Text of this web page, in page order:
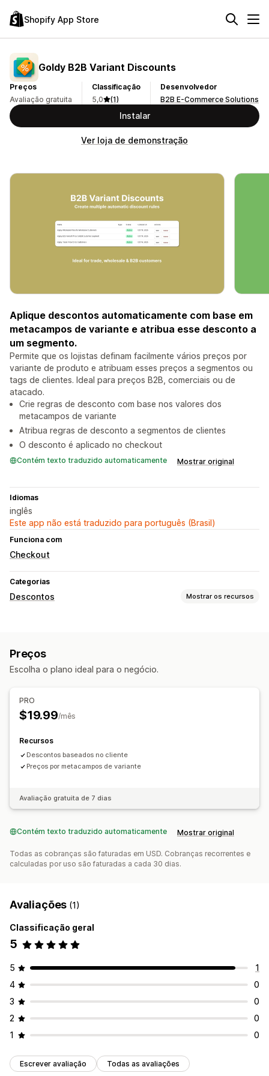
Shopify App Store
Goldy B2B Variant Discounts
Preços
Avaliação gratuita
Classificação
5,0
(1)
Desenvolvedor
B2B E-Commerce Solutions
Instalar
Ver loja de demonstração
Aplique descontos automaticamente com base em
metacampos de variante e atribua esse desconto a
um segmento.
Permite que os lojistas definam facilmente vários preços por
variante de produto e atribuam esses preços a segmentos ou
tags de clientes. Ideal para preços B2B, comerciais ou de
atacado.
Crie regras de desconto com base nos valores dos
metacampos de variante
Atribua regras de desconto a segmentos de clientes
O desconto é aplicado no checkout
Contém texto traduzido automaticamente Mostrar original
Idiomas
inglês
Este app não está traduzido para português (Brasil)
Funciona com
Checkout
Categorias
Descontos Mostrar os recursos
Preços dinâmicos
Preços
Escolha o plano ideal para o negócio.
PRO
$19.99/mês
Recursos
Descontos baseados no cliente
Preços por metacampos de variante
Avaliação gratuita de 7 dias
Contém texto traduzido automaticamente Mostrar original
Todas as cobranças são faturadas em USD. Cobranças recorrentes e
calculadas por uso são faturadas a cada 30 dias.
Avaliações (1)
Classificação geral
5
5
1
4
0
3
0
2
0
1
0
Escrever avaliação Todas as avaliações